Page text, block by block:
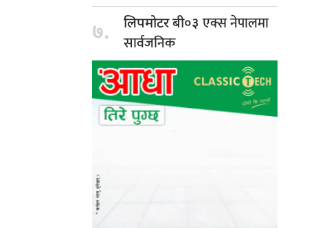
७. लिपमोटर बी०३एक्स नेपालमा
सार्वजनिक